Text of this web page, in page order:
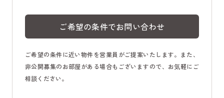
ご希望の条件でお問い合わせ
ご希望の条件に近い物件を営業員がご提案いたします。また、
非公開募集のお部屋がある場合もございますので、お気軽にご
相談ください。